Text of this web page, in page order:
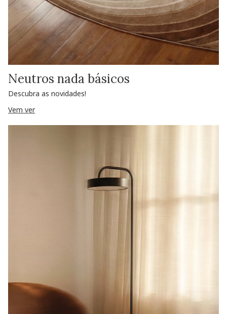
Neutros nada básicos
Descubra as novidades!
Vem ver